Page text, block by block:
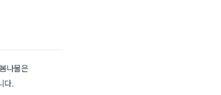
나물은
다.